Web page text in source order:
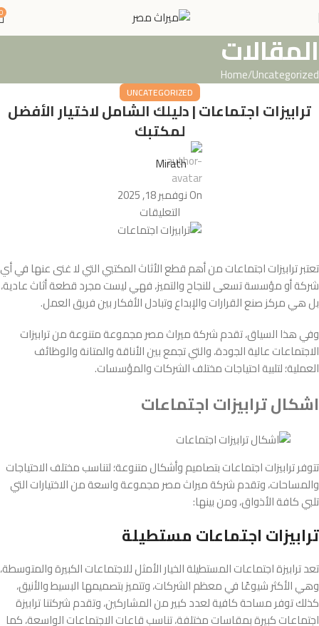
المقالات
Home Uncategorized
UNCATEGORIZED
ترابيزات اجتماعات | دليلك الشامل لاختيار الأفضل
لمكتبك
Mirath
On نوفمبر 18, 2025
التعليقات
تعتبر ترابيزات اجتماعات من أهم قطع الأثاث المكتبي التي لا غنى عنها في أي
شركة أو مؤسسة تسعى للنجاح والتميز، فهي ليست مجرد قطعة أثاث عادية،
بل هي مركز صنع القرارات والإبداع وتبادل الأفكار بين فريق العمل.
وفي هذا السياق، تقدم شركة ميراث مصر مجموعة متنوعة من ترابيزات
الاجتماعات عالية الجودة، والتي تجمع بين الأناقة والمتانة والوظائف
العملية؛ لتلبية احتياجات مختلف الشركات والمؤسسات.
اشكال ترابيزات اجتماعات
تتوفر ترابيزات اجتماعات بتصاميم وأشكال متنوعة؛ لتناسب مختلف الاحتياجات
والمساحات، وتقدم شركة ميراث مصر مجموعة واسعة من الاختيارات التي
تلبي كافة الأذواق، ومن بينها:
ترابيزات اجتماعات مستطيلة
تعد ترابيزة اجتماعات المستطيلة الخيار الأمثل للاجتماعات الكبيرة والمتوسطة،
وهي الأكثر شيوعًا في معظم الشركات، وتتميز بتصميمها البسيط والأنيق،
كذلك توفر مساحة كافية لعدد كبير من المشاركين، وتقدم شركتنا ترابيزة
اجتماعات كبيرة بمقاسات مختلفة، تناسب قاعات الاجتماعات الواسعة، كما